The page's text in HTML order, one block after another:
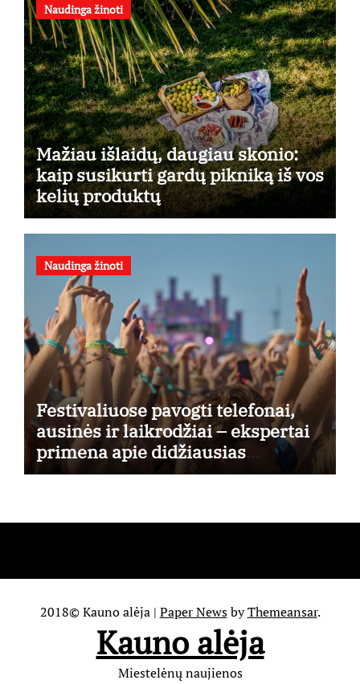
Naudinga žinoti
Mažiau išlaidų, daugiau skonio:
kaip susikurti gardų pikniką iš vos
kelių produktų
Naudinga žinoti
Festivaliuose pavogti telefonai,
ausinės ir laikrodžiai – ekspertai
primena apie didžiausias
finansines rizikas
2018© Kauno alėja | Paper NewsbyThemeansar.
Kauno alėja
Miestelėnų naujienos